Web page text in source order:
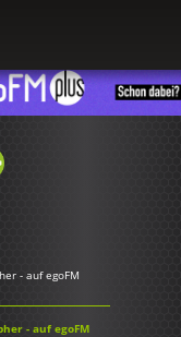
- auf egoFM
- auf egoFM